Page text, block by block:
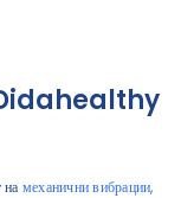
Didahealthy
на механични вибрации,